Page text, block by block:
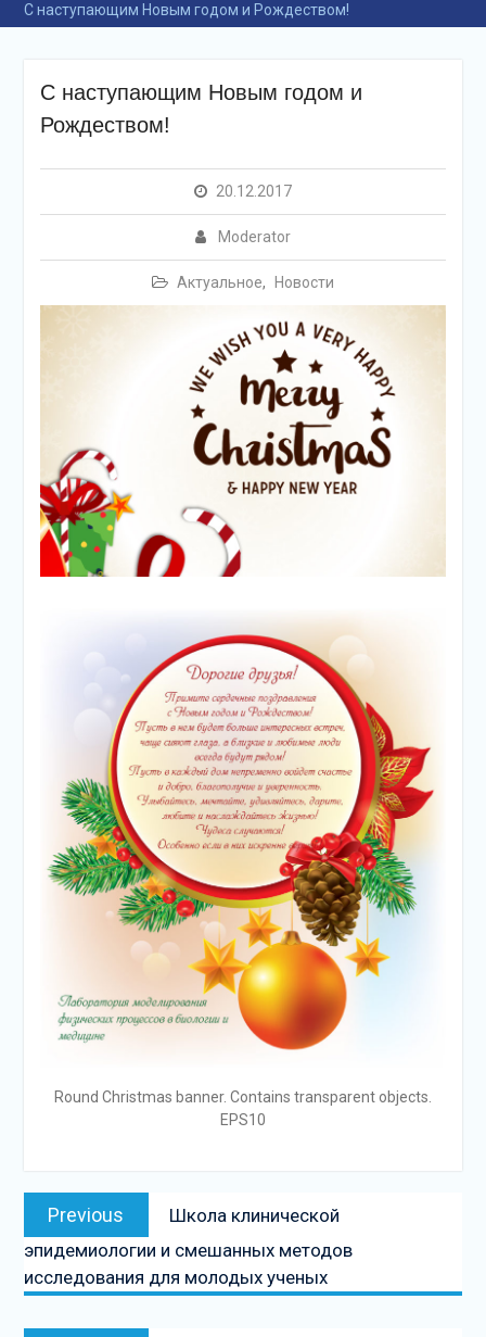
С наступающим Новым годом и Рождеством!
С наступающим Новым годом и
Рождеством!
20.12.2017
Moderator
Актуальное, Новости
Round Christmas banner. Contains transparent objects.
EPS10
Навигация
записям
Previous
post:
Школа клинической
эпидемиологии и смешанных методов
исследования для молодых ученых